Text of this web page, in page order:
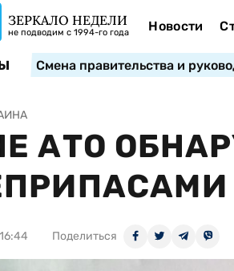
ЗЕРКАЛО НЕДЕЛИ
не подводим с 1994-го года Новости
Смена правительства и
АТО
Поделиться